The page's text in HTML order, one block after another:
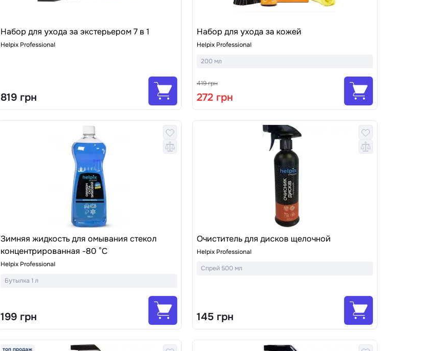
Набор для ухода за экстерьером 7 в 1
Helpix Professional
819 грн
Набор для ухода за кожей
Helpix Professional
200 мл
419 грн
272 грн
Зимняя жидкость для омывания стекол
концентрированная -80 °C
Helpix Professional
Бутылка 1 л
199 грн
Очиститель для дисков щелочной
Helpix Professional
Спрей 500 мл
145 грн
топ продаж